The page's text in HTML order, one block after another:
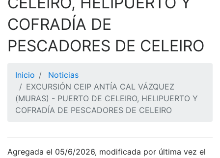
COFRADÍA DE
PESCADORES DE CELEIRO
Inicio
Noticias
EXCURSIÓN CEIP ANTÍA CAL VÁZQUEZ
(MURAS) - PUERTO DE CELEIRO, HELIPUERTO Y
COFRADÍA DE PESCADORES DE CELEIRO
Agregada el 05/6/2026, modificada por última vez el